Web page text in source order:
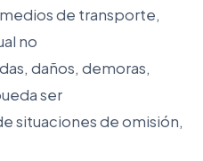
de transporte,
no
daños, demoras,
ser
situaciones de omisión,